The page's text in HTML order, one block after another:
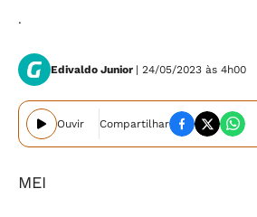
.
Edivaldo Junior | 24/05/2023 às 4h00
Ouvir Compartilhar
MEI